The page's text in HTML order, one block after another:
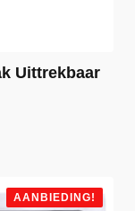
Uittrekbaar
AANBIEDING!